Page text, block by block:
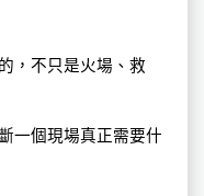
，不只是火場、救
一個現場真正需要什